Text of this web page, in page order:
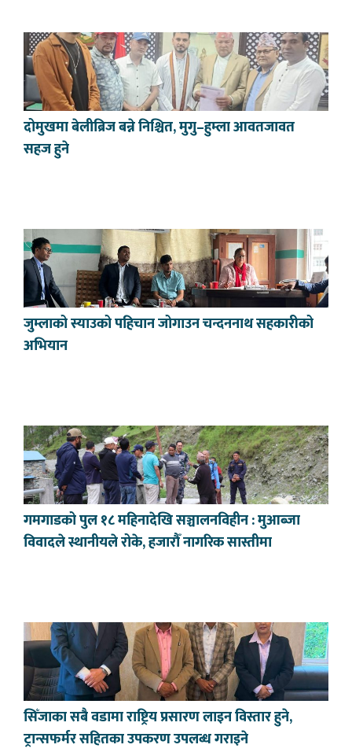
दोमुखमा बेलीब्रिज बन्ने निश्चित, मुगु–हुम्ला आवतजावत
सहज हुने
जुम्लाको स्याउको पहिचान जोगाउन चन्दननाथ सहकारीको
अभियान
गमगाडको पुल १८ महिनादेखि सञ्चालनविहीन : मुआब्जा
विवादले स्थानीयले रोके, हजारौँ नागरिक सास्तीमा
सिँजाका सबै वडामा राष्ट्रिय प्रसारण लाइन विस्तार हुने,
ट्रान्सफर्मर सहितका उपकरण उपलब्ध गराइने